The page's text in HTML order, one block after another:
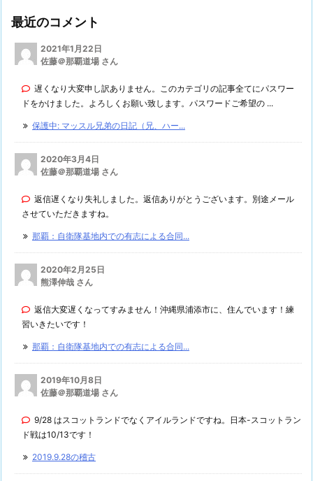
最近のコメント
2021年1月22日
佐藤＠那覇道場 さん
遅くなり大変申し訳ありません。このカテゴリの記事全てにパスワー
ドをかけました。よろしくお願い致します。パスワードご希望の ...
保護中: マッスル兄弟の日記（兄、ハー...
2020年3月4日
佐藤＠那覇道場 さん
返信遅くなり失礼しました。返信ありがとうございます。別途メール
させていただきますね。
那覇：自衛隊基地内での有志による合同...
2020年2月25日
熊澤伸哉 さん
返信大変遅くなってすみません！沖縄県浦添市に、住んでいます！練
習いきたいです！
那覇：自衛隊基地内での有志による合同...
2019年10月8日
佐藤＠那覇道場 さん
9/28 はスコットランドでなくアイルランドですね。日本-スコットラン
ド戦は10/13です！
2019.9.28の稽古